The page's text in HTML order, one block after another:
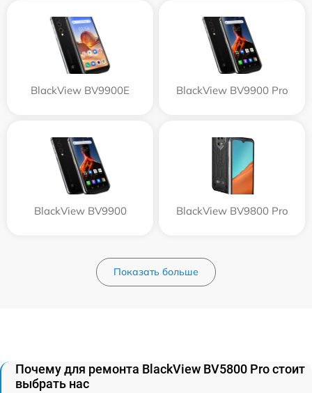
BlackView BV9900E BlackView BV9900 Pro
BlackView BV9900 BlackView BV9800 Pro
Показать больше
Почему для ремонта BlackView BV5800 Pro стоит
выбрать нас